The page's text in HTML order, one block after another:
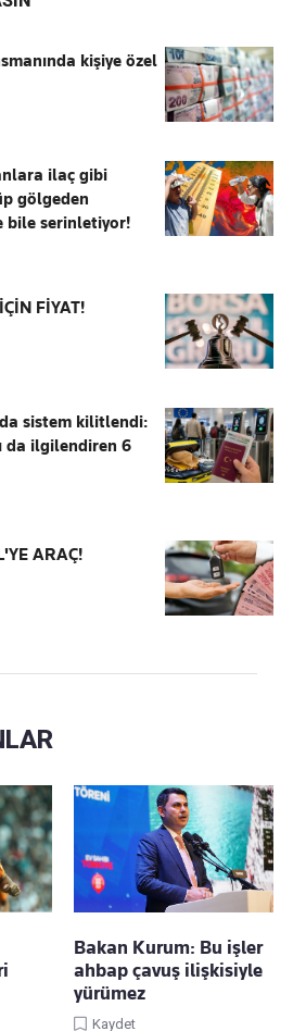
kişiye özel
ilaç gibi
gölgeden
bile serinletiyor!
FİYAT!
sistem kilitlendi:
da ilgilendiren 6
ARAÇ!
Bakan Kurum: Bu işler
ahbap çavuş ilişkisiyle
yürümez
Kaydet